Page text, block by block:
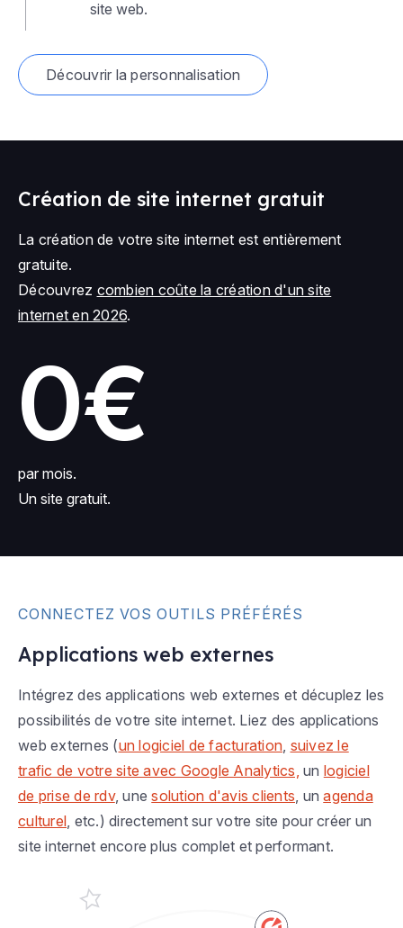
site web.
Découvrir la personnalisation
Création de site internet gratuit
La création de votre site internet est entièrement
gratuite.
Découvrez combien coûte la création d'un site
internet en 2026.
0€
par mois.
Un site gratuit.
CONNECTEZ VOS OUTILS PRÉFÉRÉS
Applications web externes
Intégrez des applications web externes et décuplez les
possibilités de votre site internet. Liez des applications
web externes (un logiciel de facturation, suivez le
trafic de votre site avec Google Analytics, un logiciel
de prise de rdv, unesolution d'avis clients, unagenda
culturel, etc.) directement sur votre site pour créer un
site internet encore plus complet et performant.